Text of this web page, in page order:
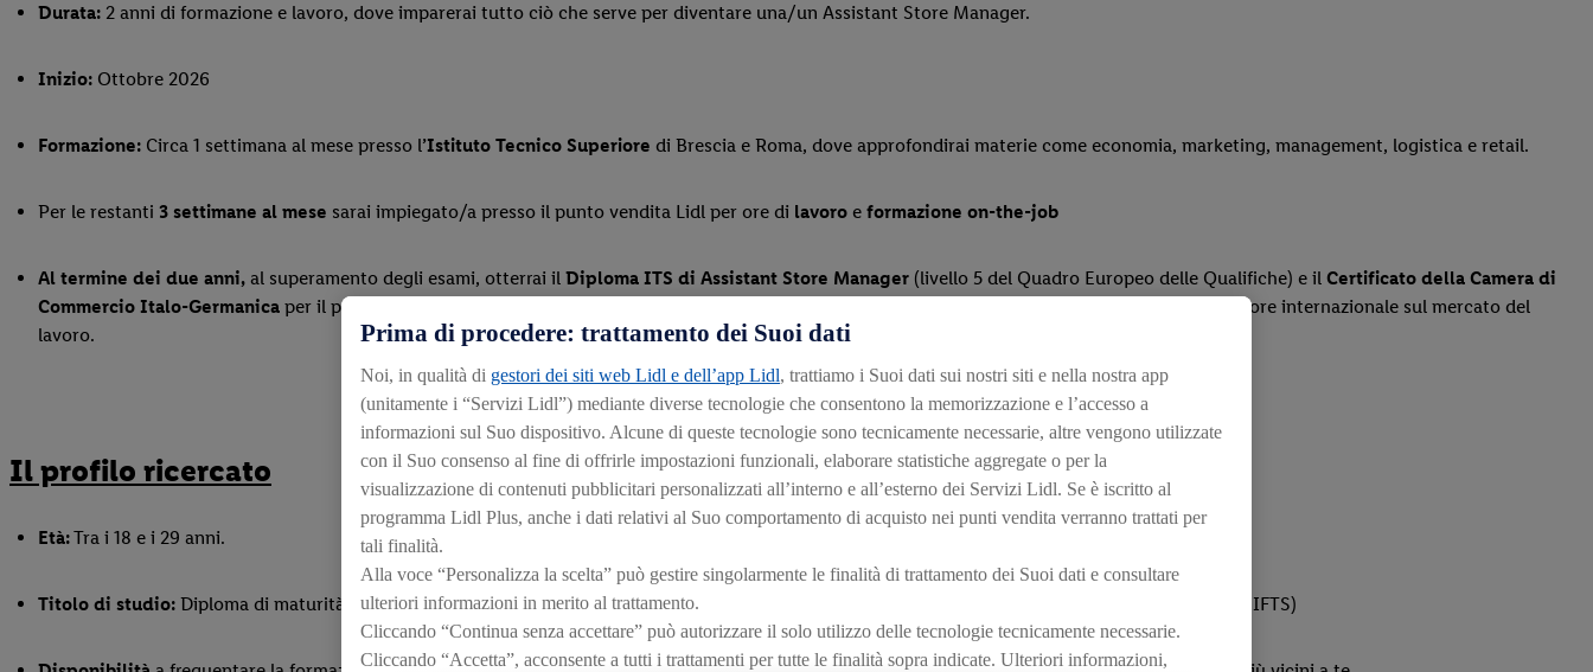
Durata: 2 anni di formazione e lavoro, dove imparerai tutto ciò che serve per diventare una/un Assistant Store Manager.
Inizio: Ottobre 2026
Formazione: Circa 1 settimana al mese presso l’Istituto Tecnico Superiore di Brescia e Roma, dove approfondirai materie come economia, marketing, management, logistica e retail.
Per le restanti 3 settimane al mese sarai impiegato/a presso il punto vendita Lidl per ore di lavoro e formazione on-the-job
Al termine dei due anni, al superamento degli esami, otterrai il Diploma ITS di Assistant Store Manager (livello 5 del Quadro Europeo delle Qualifiche) e il Certificato della Camera di
Commercio Italo-Germanica per il profilo tedesco di riferimento, che attesta le competenze professionali pratiche acquisite on-the-job e ha un valore internazionale sul mercato del
lavoro.
Il profilo ricercato
Età:Tra i 18 e i 29 anni.
Titolo di studio: Diploma di maturità o diploma professionale (conseguito con percorsi quadriennali di IeFP integrati a un quinto anno di percorso IFTS)
Prima di procedere: trattamento dei Suoi dati
Noi, in qualità di gestori dei siti web Lidl e dell’app Lidl, trattiamo i Suoi dati sui nostri siti e nella nostra app
(unitamente i “Servizi Lidl”) mediante diverse tecnologie che consentono la memorizzazione e l’accesso a
informazioni sul Suo dispositivo. Alcune di queste tecnologie sono tecnicamente necessarie, altre vengono utilizzate
con il Suo consenso al fine di offrirle impostazioni funzionali, elaborare statistiche aggregate o per la
visualizzazione di contenuti pubblicitari personalizzati all’interno e all’esterno dei Servizi Lidl. Se è iscritto al
programma Lidl Plus, anche i dati relativi al Suo comportamento di acquisto nei punti vendita verranno trattati per
tali finalità.
Alla voce “Personalizza la scelta” può gestire singolarmente le finalità di trattamento dei Suoi dati e consultare
ulteriori informazioni in merito al trattamento.
Cliccando “Continua senza accettare” può autorizzare il solo utilizzo delle tecnologie tecnicamente necessarie.
Cliccando “Accetta”, acconsente a tutti i trattamenti per tutte le finalità sopra indicate. Ulteriori informazioni,